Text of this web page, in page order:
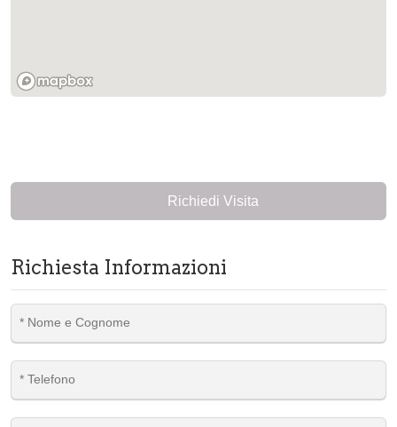
Richiedi Visita
Richiesta Informazioni